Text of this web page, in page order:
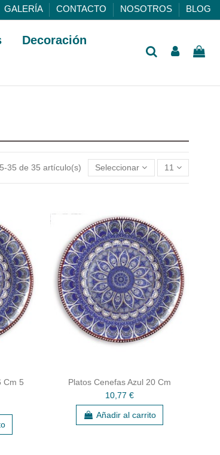
GALERÍA CONTACTO NOSOTROS BLOG
Decoración
35 de 35 artículo(s) Seleccionar 11
Cm 5
Platos Cenefas Azul 20 Cm
10,77 €
Añadir al carrito